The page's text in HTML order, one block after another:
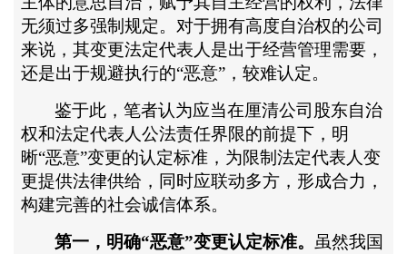
无须过多强制规定。对于拥有高度自治权的公司
来说，其变更法定代表人是出于经营管理需要，
还是出于规避执行的“恶意”，较难认定。
鉴于此，笔者认为应当在厘清公司股东自治
权和法定代表人公法责任界限的前提下，明
晰“恶意”变更的认定标准，为限制法定代表人变
更提供法律供给，同时应联动多方，形成合力，
构建完善的社会诚信体系。
第一，明确“恶意”变更认定标准。 虽然我国